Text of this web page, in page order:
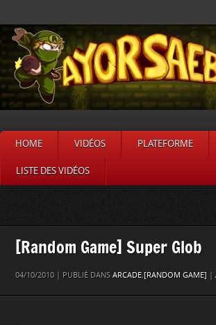
HOME VIDÉOS PLATEFORME
LISTE DES VIDÉOS
[Random Game] Super Glob
04/10/2010 | PUBLIÉ DANS ARCADE,[RANDOM GAME]